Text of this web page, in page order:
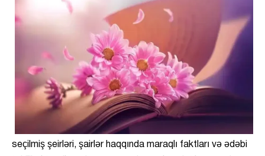
seçilmiş şeirləri, şairlər haqqında maraqlı faktları və ədəbi